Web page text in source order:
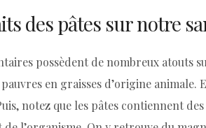
des pâtes sur notre
possèdent de nombreux atouts
en graisses d’origine animale.
notez que les pâtes contiennent